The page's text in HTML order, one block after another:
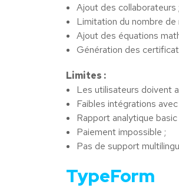
Ajout des collaborateurs ;
Limitation du nombre de
Ajout des équations
Génération des
Limites :
Les utilisateurs doivent
Faibles intégrations
Rapport analytique basic
Paiement impossible ;
Pas de support
TypeForm